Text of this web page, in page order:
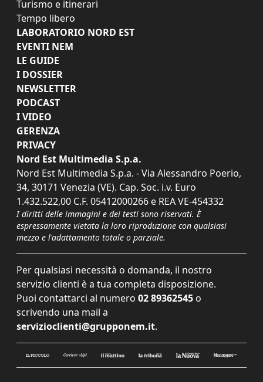
Turismo e itinerari
Tempo libero
LABORATORIO NORD EST
EVENTI NEM
LE GUIDE
I DOSSIER
NEWSLETTER
PODCAST
I VIDEO
GERENZA
PRIVACY
Nord Est Multimedia S.p.a.
Nord Est Multimedia S.p.a. - Via Alessandro Poerio,
34, 30171 Venezia (VE). Cap. Soc. i.v. Euro
1.432.522,00 C.F. 05412000266 e REA VE-454332
I diritti delle immagini e dei testi sono riservati. È
espressamente vietata la loro riproduzione con qualsiasi
mezzo e l'adattamento totale o parziale.
Per qualsiasi necessità o domanda, il nostro
servizio clienti è a tua completa disposizione.
Puoi contattarci al numero 02 89362545 o
scrivendo una mail a
servizioclienti@grupponem.it.